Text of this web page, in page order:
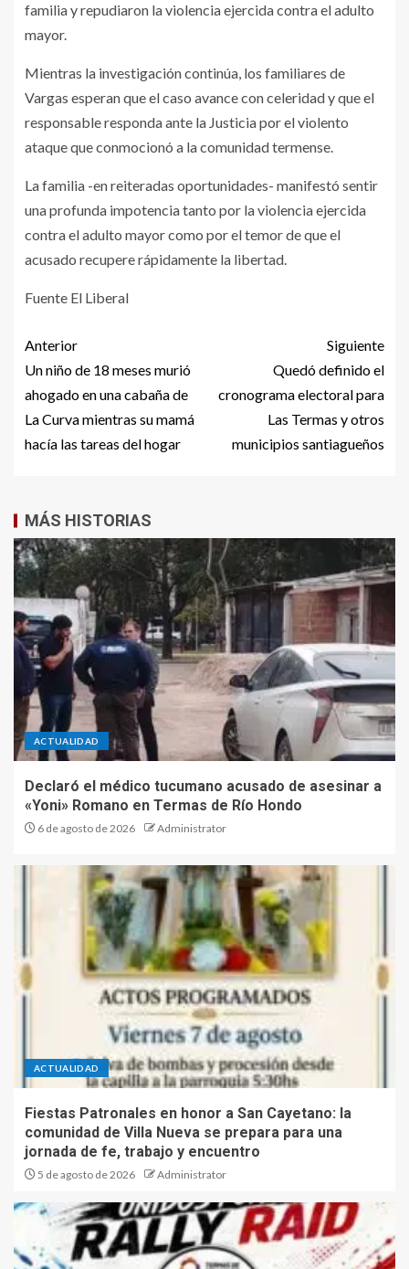
familia y repudiaron la violencia ejercida contra el adulto
mayor.
Mientras la investigación continúa, los familiares de
Vargas esperan que el caso avance con celeridad y que el
responsable responda ante la Justicia por el violento
ataque que conmocionó a la comunidad termense.
La familia -en reiteradas oportunidades- manifestó sentir
una profunda impotencia tanto por la violencia ejercida
contra el adulto mayor como por el temor de que el
acusado recupere rápidamente la libertad.
Fuente El Liberal
Anterior
Un niño de 18 meses murió
ahogado en una cabaña de
La Curva mientras su mamá
hacía las tareas del hogar
Siguiente
Quedó definido el
cronograma electoral para
Las Termas y otros
municipios santiagueños
MÁS HISTORIAS
ACTUALIDAD
Declaró el médico tucumano acusado de asesinar a
«Yoni» Romano en Termas de Río Hondo
6 de agosto de 2026 Administrator
ACTUALIDAD
Fiestas Patronales en honor a San Cayetano: la
comunidad de Villa Nueva se prepara para una
jornada de fe, trabajo y encuentro
5 de agosto de 2026 Administrator